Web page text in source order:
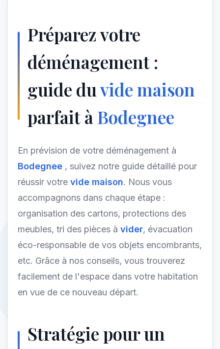
Préparez votre
déménagement :
guide duvide maison
parfait àBodegnee
En prévision de votre déménagement à
Bodegnee , suivez notre guide détaillé pour
réussir votre vide maison. Nous vous
accompagnons dans chaque étape :
organisation des cartons, protections des
meubles, tri des pièces à vider, évacuation
éco-responsable de vos objets encombrants,
etc. Grâce à nos conseils, vous trouverez
facilement de l'espace dans votre habitation
en vue de ce nouveau départ.
Stratégie pour un